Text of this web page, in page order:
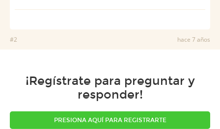
#2 hace 7 años
¡Regístrate para preguntar y
responder!
PRESIONA AQUÍ PARA REGISTRARTE